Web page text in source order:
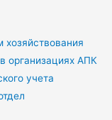
хозяйствования
организациях АПК
учета